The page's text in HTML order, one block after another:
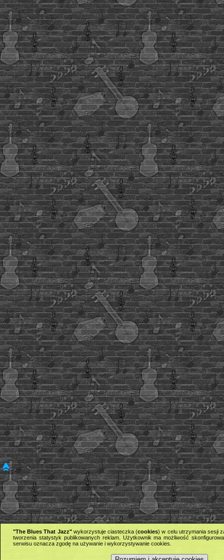
"The Blues That Jazz"wykorzystuje ciasteczka (cookies) w celu utrzymania sesji
tworzenia statystyk publikowanych reklam. Użytkownik ma możliwość
serwisu oznacza zgodę na używanie i wykorzystywanie cookies.